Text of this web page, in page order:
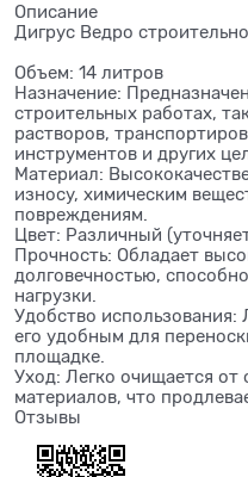
Описание
Дигрус Ведро
Объем: 14 литров
Назначение:
строительных работах,
растворов,
инструментов и других
Материал:
износу, химическим
повреждениям.
Цвет: Различный
Прочность: Обладает
долговечностью,
нагрузки.
Удобство использования:
его удобным для
площадке.
Уход: Легко очищается от
материалов, что
Отзывы